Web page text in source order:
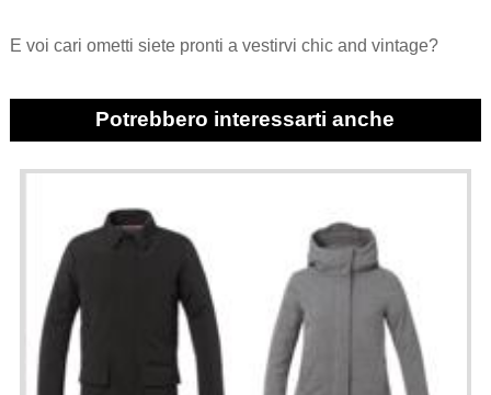
E voi cari ometti siete pronti a vestirvi chic and vintage?
Potrebbero interessarti anche